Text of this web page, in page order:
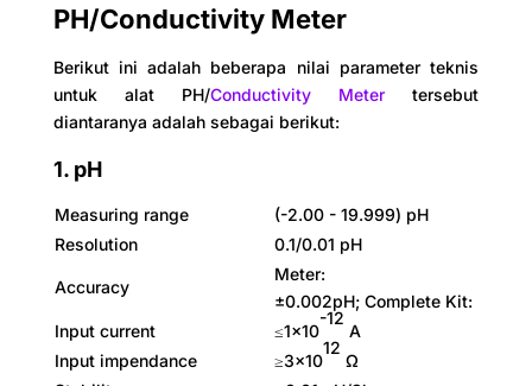
PH/Conductivity Meter
Berikut ini adalah beberapa nilai parameter teknis
untuk alat PH/Conductivity Meter tersebut
diantaranya adalah sebagai berikut:
1. pH
Measuring range
(-2.00 - 19.999) pH
Resolution
0.1/0.01 pH
Accuracy
Meter:
±0.002pH; Complete Kit:
Input current
≤1×10
-12
A
Input impendance
≥3×10
12
Ω